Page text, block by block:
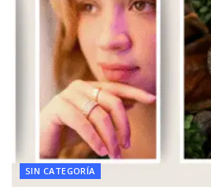
SIN CATEGORÍA